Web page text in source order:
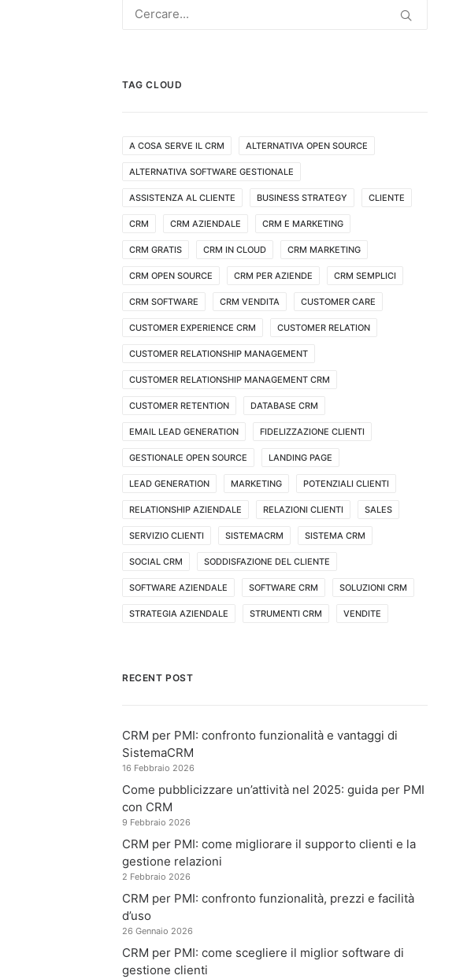
TAG CLOUD
A COSA SERVE IL CRM ALTERNATIVA OPEN SOURCE
ALTERNATIVA SOFTWARE GESTIONALE
ASSISTENZA AL CLIENTE BUSINESS STRATEGY CLIENTE
CRM CRM AZIENDALE CRM E MARKETING
CRM GRATIS CRM IN CLOUD CRM MARKETING
CRM OPEN SOURCE CRM PER AZIENDE CRM SEMPLICI
CRM SOFTWARE CRM VENDITA CUSTOMER CARE
CUSTOMER EXPERIENCE CRM CUSTOMER RELATION
CUSTOMER RELATIONSHIP MANAGEMENT
CUSTOMER RELATIONSHIP MANAGEMENT CRM
CUSTOMER RETENTION DATABASE CRM
EMAIL LEAD GENERATION FIDELIZZAZIONE CLIENTI
GESTIONALE OPEN SOURCE LANDING PAGE
LEAD GENERATION MARKETING POTENZIALI CLIENTI
RELATIONSHIP AZIENDALE RELAZIONI CLIENTI SALES
SERVIZIO CLIENTI SISTEMACRM SISTEMA CRM
SOCIAL CRM SODDISFAZIONE DEL CLIENTE
SOFTWARE AZIENDALE SOFTWARE CRM SOLUZIONI CRM
STRATEGIA AZIENDALE STRUMENTI CRM VENDITE
RECENT POST
CRM per PMI: confronto funzionalità e vantaggi di
SistemaCRM
16 Febbraio 2026
Come pubblicizzare un’attività nel 2025: guida per PMI
con CRM
9 Febbraio 2026
CRM per PMI: come migliorare il supporto clienti e la
gestione relazioni
2 Febbraio 2026
CRM per PMI: confronto funzionalità, prezzi e facilità
d’uso
26 Gennaio 2026
CRM per PMI: come scegliere il miglior software di
gestione clienti